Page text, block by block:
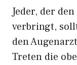
Jeder, der
verbringt,
den
Treten die